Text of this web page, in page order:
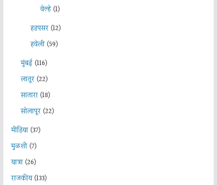
वेल्हे(1)
हडपसर(12)
हवेली(59)
मुंबई(116)
लातूर(22)
सातारा(18)
सोलापूर(22)
मीडिया(37)
मुळशी(7)
यात्रा(26)
राजकीय(133)